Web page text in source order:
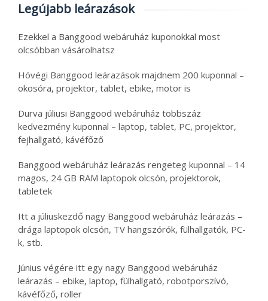
Legújabb leárazások
Ezekkel a Banggood webáruház kuponokkal most
olcsóbban vásárolhatsz
Hóvégi Banggood leárazások majdnem 200 kuponnal –
okosóra, projektor, tablet, ebike, motor is
Durva júliusi Banggood webáruház többszáz
kedvezmény kuponnal – laptop, tablet, PC, projektor,
fejhallgató, kávéfőző
Banggood webáruház leárazás rengeteg kuponnal – 14
magos, 24 GB RAM laptopok olcsón, projektorok,
tabletek
Itt a júliuskezdő nagy Banggood webáruház leárazás –
drága laptopok olcsón, TV hangszórók, fülhallgatók, PC-
k, stb.
Június végére itt egy nagy Banggood webáruház
leárazás – ebike, laptop, fülhallgató, robotporszívó,
kávéfőző, roller